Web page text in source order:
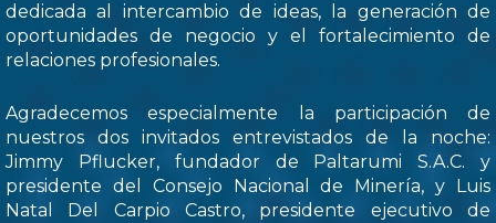
dedicada al intercambio de ideas, la generación de
oportunidades de negocio y el fortalecimiento de
relaciones profesionales.
Agradecemos especialmente la participación de
nuestros dos invitados entrevistados de la noche:
Jimmy Pflucker, fundador de Paltarumi S.A.C. y
presidente del Consejo Nacional de Minería, y Luis
Natal Del Carpio Castro, presidente ejecutivo de